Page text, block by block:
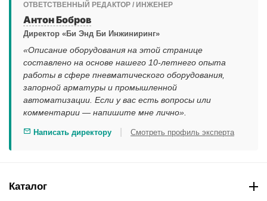
ОТВЕТСТВЕННЫЙ РЕДАКТОР / ИНЖЕНЕР
Антон Бобров
Директор «Би Энд Би Инжиниринг»
«Описание оборудования на этой странице
составлено на основе нашего 10-летнего опыта
работы в сфере пневматического оборудования,
запорной арматуры и промышленной
автоматизации. Если у вас есть вопросы или
комментарии — напишите мне лично».
Написать директору Смотреть профиль эксперта
Каталог